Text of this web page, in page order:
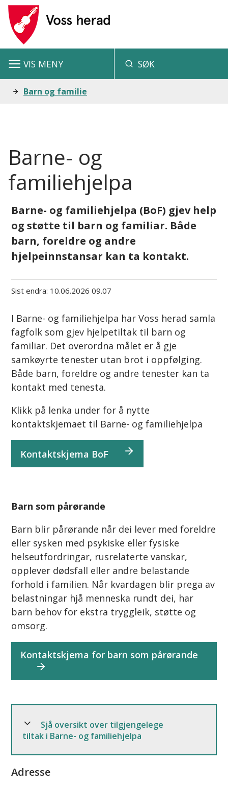
V
s
SØK
VIS MENY
Du Barn og familie
Barne- og
familiehjelpa
Barne- og familiehjelpa (BoF) gjev help
og støtte til barn og familiar. Både
barn, foreldre og andre
hjelpeinnstansar kan ta kontakt.
Sist endra 10.06.2026 09.07
I Barne- og familiehjelpa har Voss herad samla
fagfolk som gjev hjelpetiltak til barn og
familiar. Det overordna målet er å gje
samkøyrte tenester utan brot i oppfølging.
Både barn, foreldre og andre tenester kan ta
kontakt med tenesta.
Klikk på lenka under for å nytte
kontaktskjemaet til Barne- og familiehjelpa
Kontaktskjema BoF
Barn som pårørande
Barn blir pårørande når dei lever med foreldre
eller sysken med psykiske eller fysiske
helseutfordringar, rusrelaterte vanskar,
opplever dødsfall eller andre belastande
forhold i familien. Når kvardagen blir prega av
belastningar hjå menneska rundt dei, har
barn behov for ekstra tryggleik, støtte og
omsorg.
Kontaktskjema for barn som pårørande
Sjå oversikt over tilgjengelege
tiltak i Barne- og familiehjelpa
Adresse